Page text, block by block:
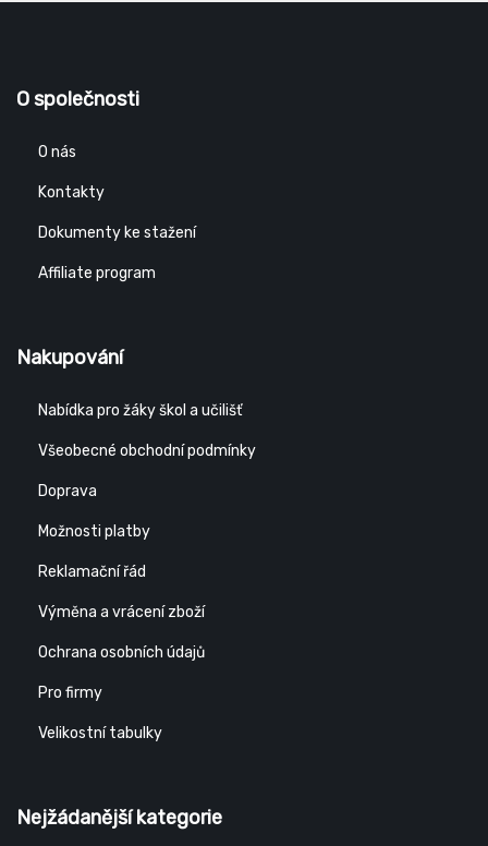
O společnosti
O nás
Kontakty
Dokumenty ke stažení
Affiliate program
Nakupování
Nabídka pro žáky škol a učilišť
Všeobecné obchodní podmínky
Doprava
Možnosti platby
Reklamační řád
Výměna a vrácení zboží
Ochrana osobních údajů
Pro firmy
Velikostní tabulky
Nejžádanější kategorie